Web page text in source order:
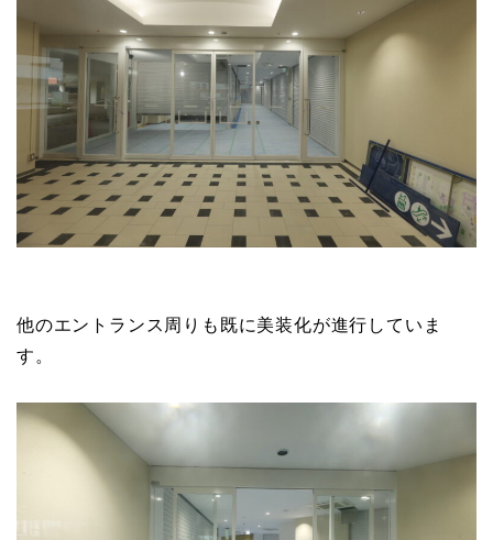
他のエントランス周りも既に美装化が進行していま
す。